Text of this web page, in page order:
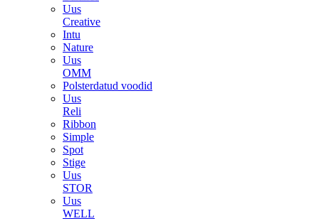
Uus
Creative
Intu
Nature
Uus
OMM
Polsterdatud voodid
Uus
Reli
Ribbon
Simple
Spot
Stige
Uus
STOR
Uus
WELL